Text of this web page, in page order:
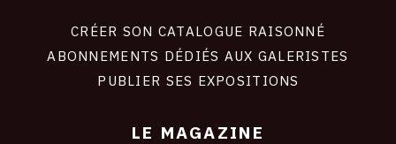
LIENSCRÉER SON CATALOGUE RAISONNÉ
ABONNEMENTS DÉDIÉS AUX GALERISTES
PUBLIER SES EXPOSITIONS
LE MAGAZINE